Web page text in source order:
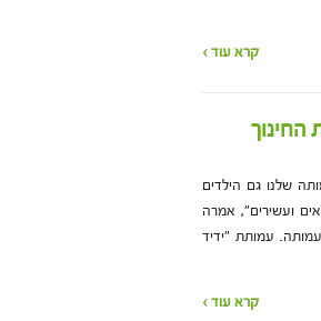
קרא עוד ›
שלנו גם הילדים
ועשירים", אמרה
עמותת "ידיד
קרא עוד ›